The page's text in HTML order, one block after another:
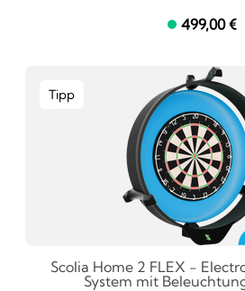
499,00 €
Tipp
Scolia Home 2 FLEX -
System mit